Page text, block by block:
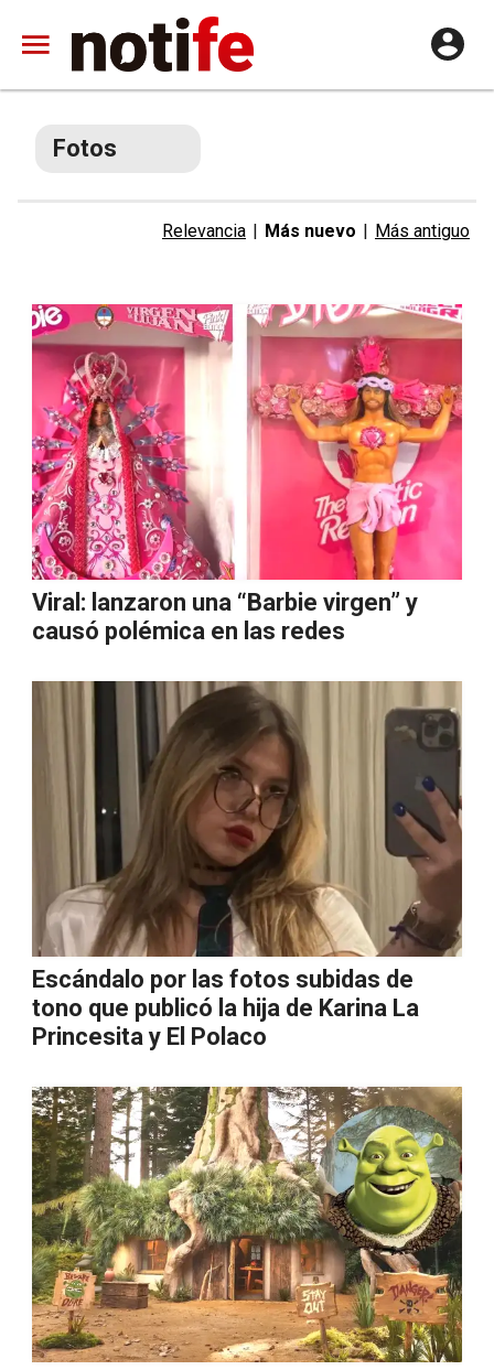
Fotos
Relevancia | Más nuevo | Más antiguo
Viral: lanzaron una “Barbie virgen” y
causó polémica en las redes
Escándalo por las fotos subidas de
tono que publicó la hija de Karina La
Princesita y El Polaco